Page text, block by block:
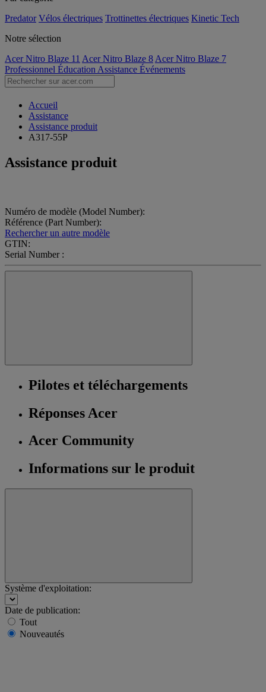
Predator Vélos électriques Trottinettes électriques Kinetic Tech
Notre sélection
Acer Nitro Blaze 11 Acer Nitro Blaze 8 Acer Nitro Blaze 7
Professionnel Éducation Assistance Événements
Accueil
Assistance
Assistance produit
A317-55P
Assistance produit
Numéro de modèle (Model Number):
Référence (Part Number):
Rechercher un autre modèle
GTIN:
Serial Number :
Pilotes et téléchargements
Réponses Acer
Acer Community
Informations sur le produit
Système d'exploitation:
Date de publication:
Tout
Nouveautés